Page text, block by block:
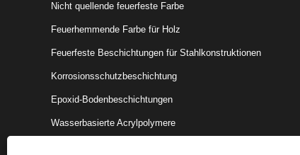
Nicht quellende feuerfeste Farbe
Feuerhemmende Farbe für Holz
Feuerfeste Beschichtungen für Stahlkonstruktionen
Korrosionsschutzbeschichtung
Epoxid-Bodenbeschichtungen
Wasserbasierte Acrylpolymere
einige wirksame Methoden: